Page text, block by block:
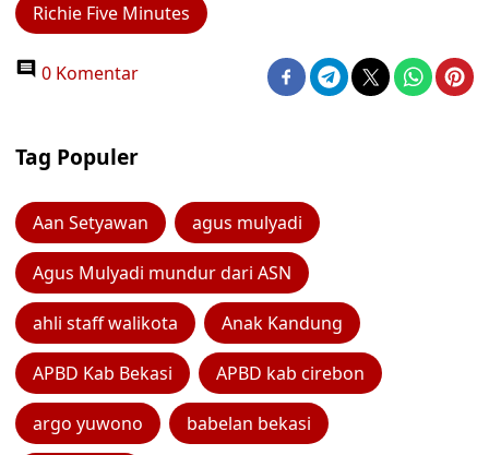
Richie Five Minutes
0 Komentar
Tag Populer
Aan Setyawan agus mulyadi
Agus Mulyadi mundur dari ASN
ahli staff walikota Anak Kandung
APBD Kab Bekasi APBD kab cirebon
argo yuwono babelan bekasi